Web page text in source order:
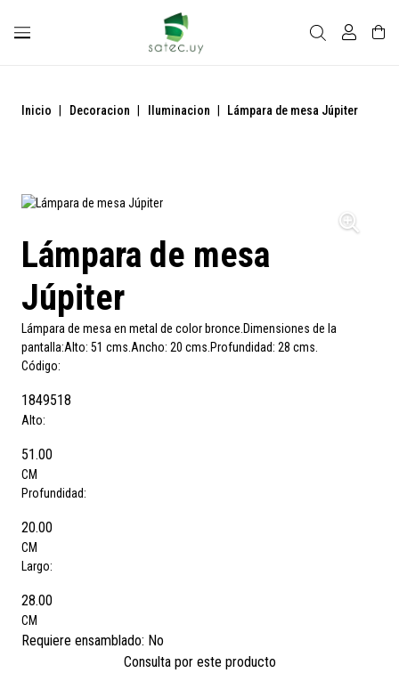
Inicio Decoracion Iluminacion Lámpara de mesa Júpiter
Lámpara de mesa
Júpiter
Lámpara de mesa en metal de color bronce.Dimensiones de la
pantalla:Alto: 51 cms.Ancho: 20 cms.Profundidad: 28 cms.
Código:
1849518
Alto:
51.00
CM
Profundidad:
20.00
CM
Largo:
28.00
CM
Requiere ensamblado: No
Consulta por este producto